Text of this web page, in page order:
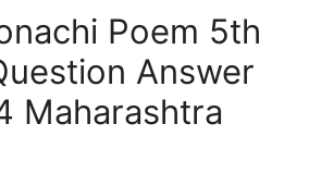
Poem 5th
Answer
Maharashtra